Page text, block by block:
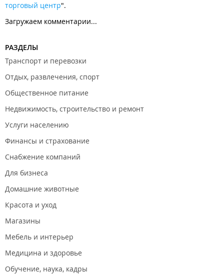
торговый центр".
Загружаем комментарии...
РАЗДЕЛЫ
Транспорт и перевозки
Отдых, развлечения, спорт
Общественное питание
Недвижимость, строительство и ремонт
Услуги населению
Финансы и страхование
Снабжение компаний
Для бизнеса
Домашние животные
Красота и уход
Магазины
Мебель и интерьер
Медицина и здоровье
Обучение, наука, кадры